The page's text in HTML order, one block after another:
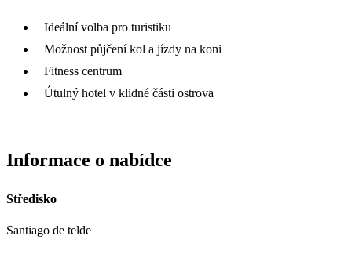
18 239
Ideální volba pro turistiku
Možnost půjčení kol a jízdy na koni
Fitness centrum
Útulný hotel v klidné části ostrova
Informace o nabídce
Středisko
Santiago de telde